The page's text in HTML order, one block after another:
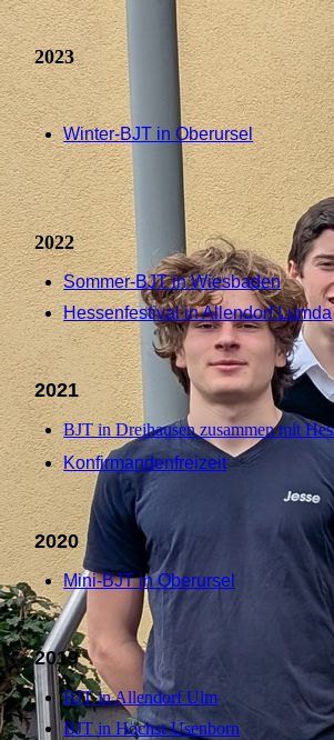
2023
Winter-BJT in Oberursel
2022
Sommer-BJT in Wiesbaden
Hessenfestival in Allendorf Lumda
2021
BJT in Dreihausen zusammen mit
Konfirmandenfreizeit
2020
Mini-BJT in Oberursel
2019
BJT in Allendorf Ulm
BJT in Höchst-Usenborn